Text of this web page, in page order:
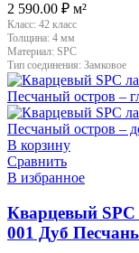
2 590.00 ₽ м²
Класс: 42 класс
Толщина: 4 мм
Материал: SPC
Тип соединения: Замковое
В корзину
Сравнить
В избранное
Кварцевый
001 Дуб